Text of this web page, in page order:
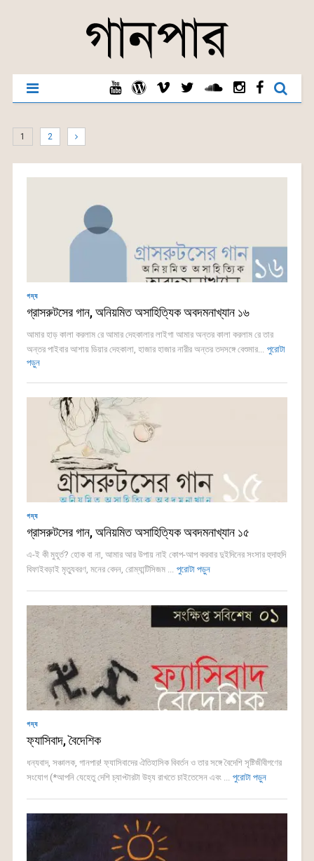
1 2
গদ্য
গ্রাসরুটসের গান, অনিয়মিত অসাহিত্যিক অবদমনাখ্যান ১৬
আমার হাড় কালা করলাম রে আমার দেহকালার লাইগা আমার অন্তর কালা করলাম রে তার
অন্তর পাইবার আশায় ডিয়ার দেহকালা, হাজার হাজার নারীর অন্তর তদসঙ্গে বেশুমার... পুরোটা
পড়ুন
গদ্য
গ্রাসরুটসের গান, অনিয়মিত অসাহিত্যিক অবদমনাখ্যান ১৫
এ-ই কী মুহূর্ত? হোক বা না, আমার আর উপায় নাই কোপ-আপ করবার দুইদিনের সংসার হুদাহুদি
বিফাইবড়াই মৃত্যুবরণ, মনের বেদন, রোম্যান্টিসিজম ... পুরোটা পড়ুন
গদ্য
ফ্যাসিবাদ, বৈদেশিক
ধন্যবাদ, সঞ্চালক, গানপার! ফ্যাসিবাদের ঐতিহাসিক বিবর্তন ও তার সঙ্গে বৈদেশি সৃষ্টিজীবীগণের
সংযোগ (*আপনি যেহেতু দেশি চ্যাপ্টারটা উহ্য রাখতে চাইতেসেন এবং ... পুরোটা পড়ুন